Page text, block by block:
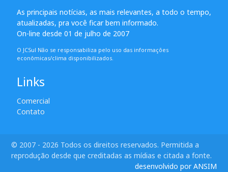
As principais notícias, as mais relevantes, a todo o tempo,
atualizadas, pra você ficar bem informado.
On-line desde 01 de julho de 2007
O JCSul Não se responsabiliza pelo uso das informações
econômicas/clima disponibilizados.
Links
Comercial
Contato
© 2007 - 2026 Todos os direitos reservados. Permitida a
reprodução desde que creditadas as mídias e citada a fonte.
desenvolvido por ANSIM